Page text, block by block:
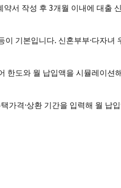
서 작성 후 3개월 이내에 대출
기본입니다. 신혼부부·다자녀
한도와 월 납입액을 시뮬레이션
격·상환 기간을 입력해 월 납